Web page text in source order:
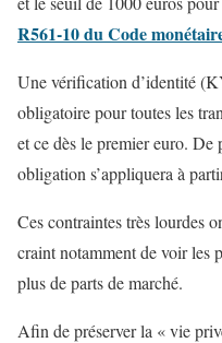
R561-10 du Code
Une vérification d’identité
obligatoire pour toutes les
et ce dès le premier euro. De
obligation s’appliquera à
Ces contraintes très lourdes
craint notamment de voir les
plus de parts de marché.
Afin de préserver la « vie